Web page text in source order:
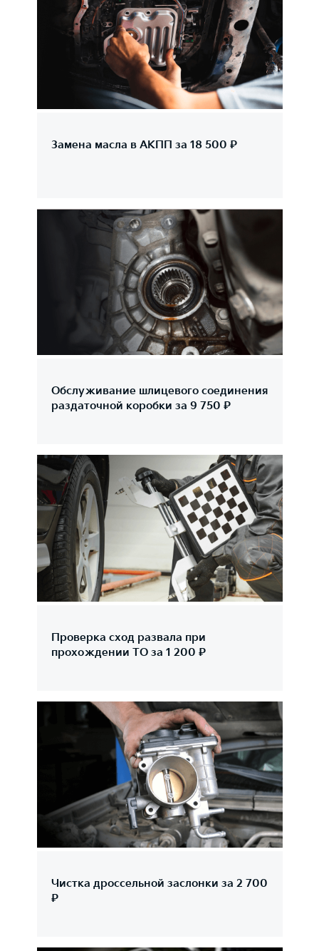
Замена масла в АКПП за 18 500 ₽
Обслуживание шлицевого соединения
раздаточной коробки за 9 750 ₽
Проверка сход развала при
прохождении ТО за 1 200 ₽
Чистка дроссельной заслонки за 2 700
₽